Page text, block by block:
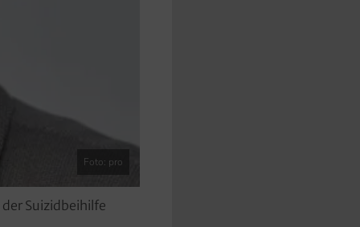
Foto: pro
Suizidbeihilfe